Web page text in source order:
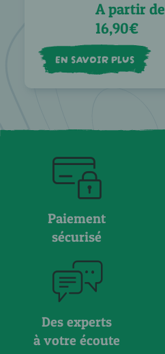
A partir de
16,90€
EN SAVOIR PLUS
Paiement
sécurisé
Des experts
à votre écoute